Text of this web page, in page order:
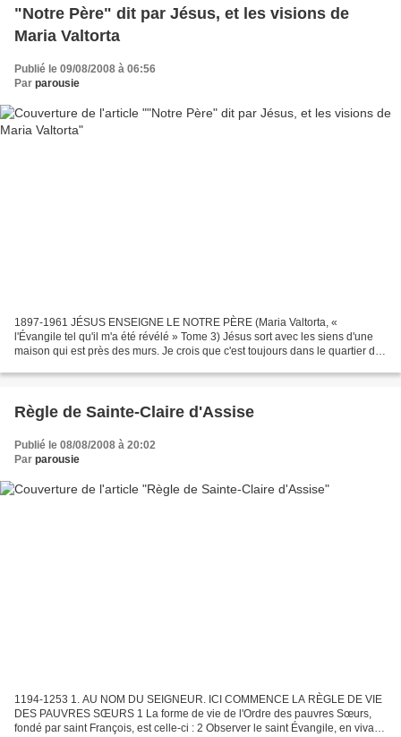
"Notre Père" dit par Jésus, et les visions de
Maria Valtorta
Publié le 09/08/2008 à 06:56
Par parousie
1897-1961 JÉSUS ENSEIGNE LE NOTRE PÈRE (Maria Valtorta, «
l'Évangile tel qu'il m'a été révélé » Tome 3) Jésus sort avec les siens d'une
maison qui est près des murs. Je crois que c'est toujours dans le quartier de
Règle de Sainte-Claire d'Assise
Publié le 08/08/2008 à 20:02
Par parousie
1194-1253 1. AU NOM DU SEIGNEUR. ICI COMMENCE LA RÈGLE DE VIE
DES PAUVRES SŒURS 1 La forme de vie de l'Ordre des pauvres Sœurs,
fondé par saint François, est celle-ci : 2 Observer le saint Évangile, en vivant